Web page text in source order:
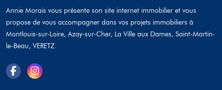
Annie Morais vous présente son site internet immobilier et vous
propose de vous accompagner dans vos projets immobiliers à
Montlouis-sur-Loire, Azay-sur-Cher, La Ville aux Dames, Saint-Martin-
le-Beau, VERETZ.